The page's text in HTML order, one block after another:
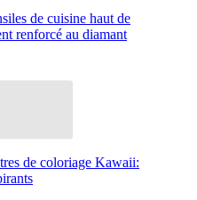
de cuisine haut de
renforcé au diamant
de coloriage Kawaii: